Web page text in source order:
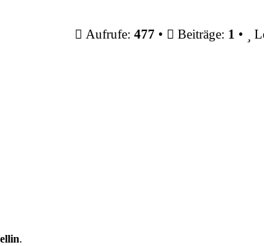
Aufrufe: 477 • Beiträge: 1 •
.